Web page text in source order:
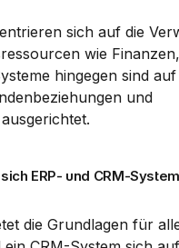
sich auf die
wie
hingegen sind auf
und
ERP- und CRM-
die Grundlagen für